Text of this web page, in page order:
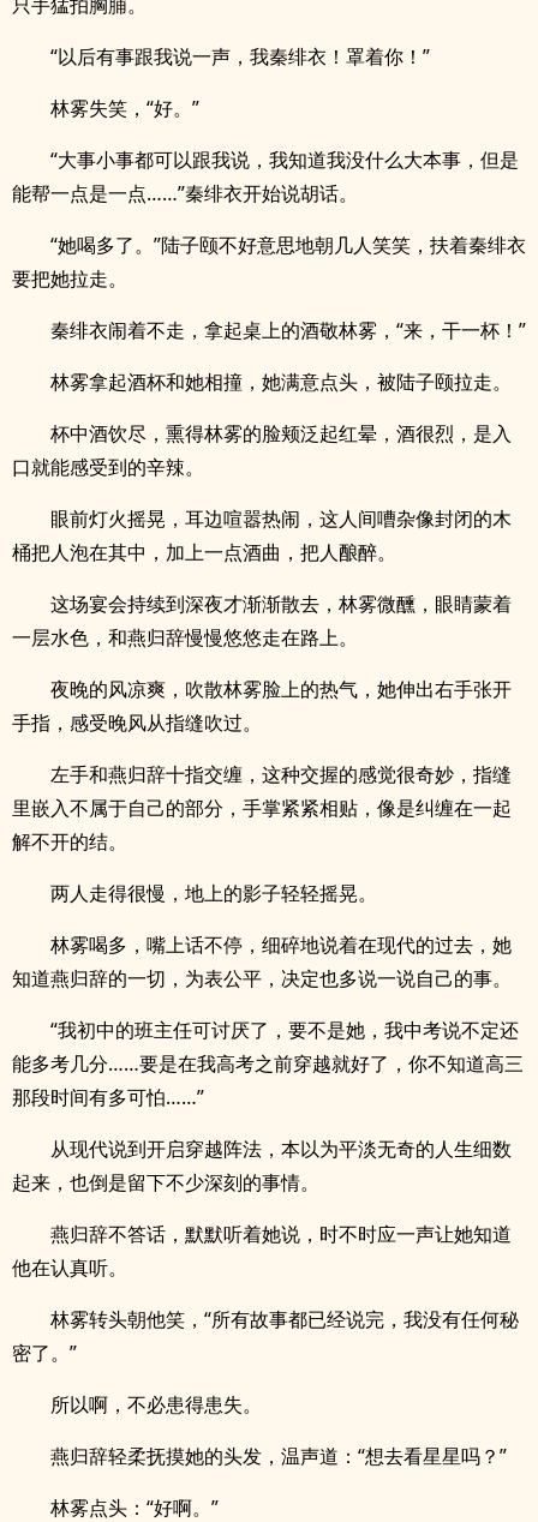
“以后有事跟我说一声，我秦绯衣！罩着你！”
林雾失笑，“好。”
“大事小事都可以跟我说，我知道我没什么大本事，但是
能帮一点是一点……”秦绯衣开始说胡话。
“她喝多了。”陆子颐不好意思地朝几人笑笑，扶着秦绯衣
要把她拉走。
秦绯衣闹着不走，拿起桌上的酒敬林雾，“来，干一杯！”
林雾拿起酒杯和她相撞，她满意点头，被陆子颐拉走。
杯中酒饮尽，熏得林雾的脸颊泛起红晕，酒很烈，是入
口就能感受到的辛辣。
眼前灯火摇晃，耳边喧嚣热闹，这人间嘈杂像封闭的木
桶把人泡在其中，加上一点酒曲，把人酿醉。
这场宴会持续到深夜才渐渐散去，林雾微醺，眼睛蒙着
一层水色，和燕归辞慢慢悠悠走在路上。
夜晚的风凉爽，吹散林雾脸上的热气，她伸出右手张开
手指，感受晚风从指缝吹过。
左手和燕归辞十指交缠，这种交握的感觉很奇妙，指缝
里嵌入不属于自己的部分，手掌紧紧相贴，像是纠缠在一起
解不开的结。
两人走得很慢，地上的影子轻轻摇晃。
林雾喝多，嘴上话不停，细碎地说着在现代的过去，她
知道燕归辞的一切，为表公平，决定也多说一说自己的事。
“我初中的班主任可讨厌了，要不是她，我中考说不定还
能多考几分……要是在我高考之前穿越就好了，你不知道高三
那段时间有多可怕……”
从现代说到开启穿越阵法，本以为平淡无奇的人生细数
起来，也倒是留下不少深刻的事情。
燕归辞不答话，默默听着她说，时不时应一声让她知道
他在认真听。
林雾转头朝他笑，“所有故事都已经说完，我没有任何秘
密了。”
所以啊，不必患得患失。
燕归辞轻柔抚摸她的头发，温声道：“想去看星星吗？”
林雾点头：“好啊。”